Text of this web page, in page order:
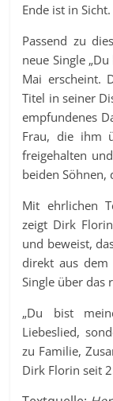
Ende ist in Sicht.
Passend zu
neue Single
Mai erscheint.
Titel in seiner
empfundenes
Frau, die ihm
freigehalten
beiden
Mit ehrlichen
zeigt Dirk
und beweist,
direkt aus
Single über das
„Du bist
Liebeslied,
zu Familie,
Dirk Florin seit